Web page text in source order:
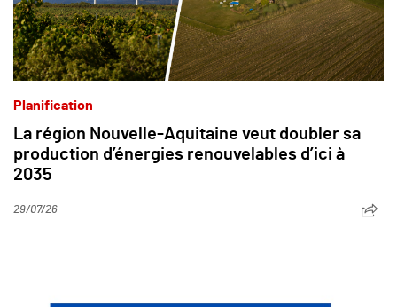
Planification
La région Nouvelle-Aquitaine veut doubler sa
production d’énergies renouvelables d’ici à
2035
29/07/26